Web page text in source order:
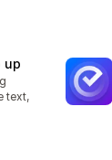
up
text,